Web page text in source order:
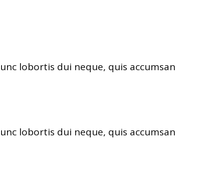
lobortis dui neque, quis accumsan
lobortis dui neque, quis accumsan